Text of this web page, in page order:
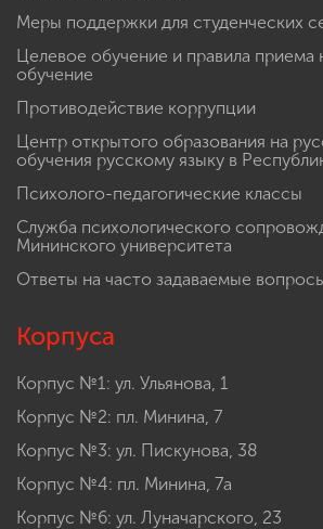
Меры поддержки для студенческих
Целевое обучение и правила приема
обучение
Противодействие коррупции
Центр открытого образования на
обучения русскому языку в
Психолого-педагогические классы
Служба психологического
Мининского университета
Ответы на часто задаваемые
Корпуса
Корпус №1: ул. Ульянова, 1
Корпус №2: пл. Минина, 7
Корпус №3: ул. Пискунова, 38
Корпус №4: пл. Минина, 7а
Корпус №6: ул. Луначарского, 23